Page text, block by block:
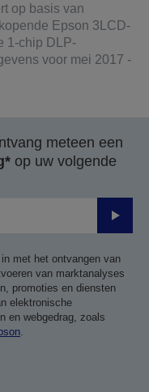
op basis van
Epson 3LCD-
1-chip DLP-
voor mei 2017 -
meteen een
op uw volgende
met het ontvangen van
van marktanalyses
promoties en diensten
elektronische
en webgedrag, zoals